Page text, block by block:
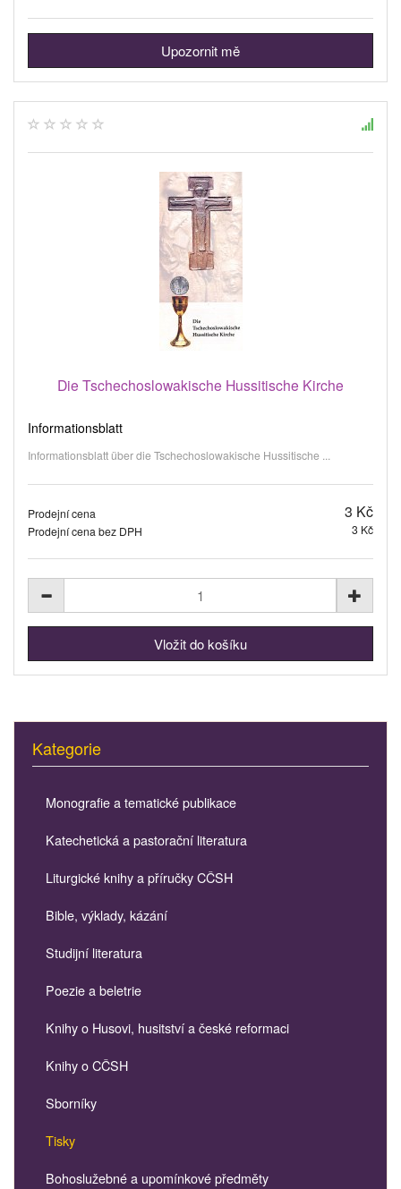
Upozornit mě
Die Tschechoslowakische Hussitische Kirche
Informationsblatt
Informationsblatt über die Tschechoslowakische Hussitische ...
Prodejní cena 3 Kč
Prodejní cena bez DPH 3 Kč
Kategorie
Monografie a tematické publikace
Katechetická a pastorační literatura
Liturgické knihy a příručky CČSH
Bible, výklady, kázání
Studijní literatura
Poezie a beletrie
Knihy o Husovi, husitství a české reformaci
Knihy o CČSH
Sborníky
Tisky
Bohoslužebné a upomínkové předměty